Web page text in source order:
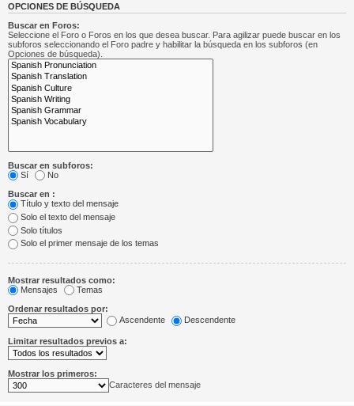
OPCIONES DE BÚSQUEDA
Buscar en Foros:
Seleccione el Foro o Foros en los que desea buscar. Para agilizar puede buscar en los
subforos seleccionando el Foro padre y habilitar la búsqueda en los subforos (en
Opciones de búsqueda).
Buscar en subforos:
Sí
No
Buscar en :
Título y texto del mensaje
Solo el texto del mensaje
Solo títulos
Solo el primer mensaje de los temas
Mostrar resultados como:
Mensajes
Temas
Ordenar resultados por:
Ascendente
Descendente
Limitar resultados previos a:
Mostrar los primeros:
Caracteres del mensaje